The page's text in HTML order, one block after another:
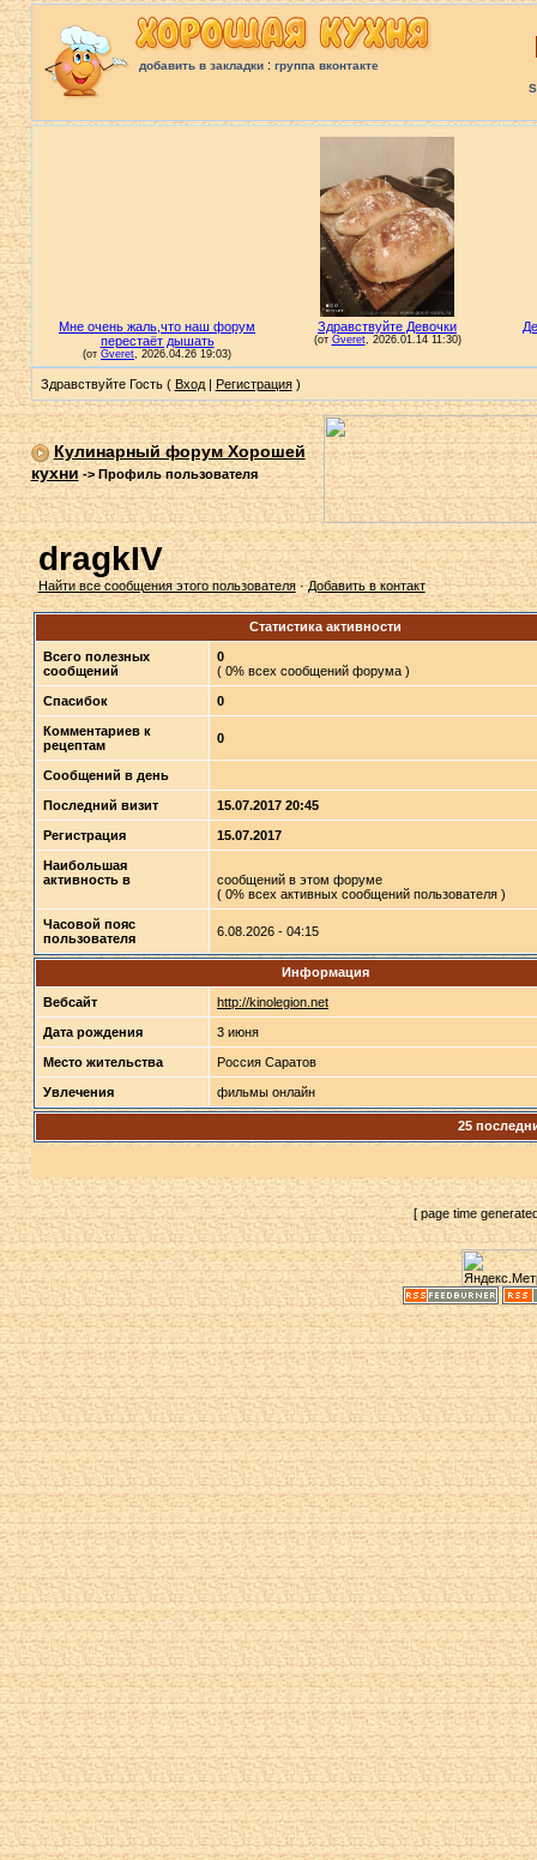
добавить в закладки: группа вконтакте
Здравствуйте Гость ( Вход| Регистрация)
Кулинарный форум Хорошей
кухни->Профиль пользователя
dragkIV
Найти все сообщения этого пользователя·Добавить в контакт
Статистика активности
Всего полезных
сообщений
0
( 0% всех сообщений форума )
Спасибок 0
Комментариев к
рецептам
0
Сообщений в день
Последний визит 15.07.2017 20:45
Регистрация 15.07.2017
Наибольшая
активность в
сообщений в этом форуме
( 0% всех активных сообщений пользователя )
Часовой пояс
пользователя
6.08.2026 - 04:15
Информация
Вебсайт http://kinolegion.net
Дата рождения 3 июня
Место жительства Россия Саратов
Увлечения фильмы онлайн
25
[ page time